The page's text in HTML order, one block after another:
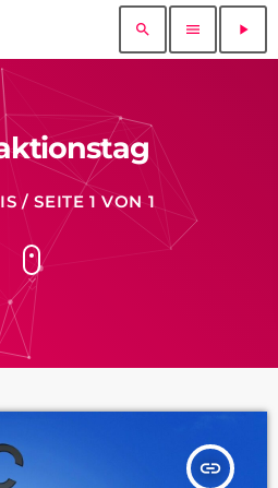
search menu play_arrow
/ SEITE 1 VON 1
insert_link